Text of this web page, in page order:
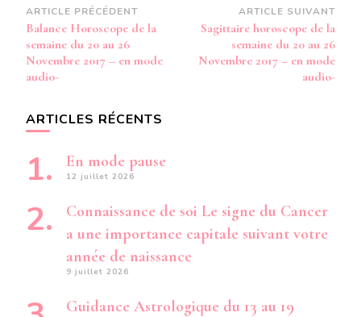
Navigation
d’article
ARTICLE PRÉCÉDENT
Balance Horoscope de la
semaine du 20 au 26
Novembre 2017 – en mode
audio-
ARTICLE SUIVANT
Sagittaire horoscope de la
semaine du 20 au 26
Novembre 2017 – en mode
audio-
ARTICLES RÉCENTS
En mode pause
12 juillet 2026
Connaissance de soi Le signe du Cancer
a une importance capitale suivant votre
année de naissance
9 juillet 2026
Guidance Astrologique du 13 au 19